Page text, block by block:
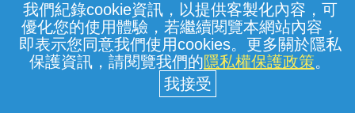
我們紀錄cookie資訊，以提供客製化內容，可
優化您的使用體驗，若繼續閱覽本網站內容，
即表示您同意我們使用cookies。更多關於隱私
保護資訊，請閱覽我們的隱私權保護政策。
常見問題 線上客服 服務條款 隱私權保護
中華電信股份有限公司個人家庭分公司
(統一編號：96979949) © 2026
{{notifyMsg}}